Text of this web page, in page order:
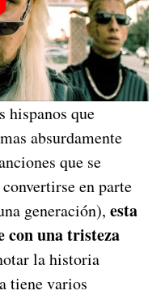
hispanos que
absurdamente
que se
en parte
generación), esta
con una tristeza
la historia
tiene varios